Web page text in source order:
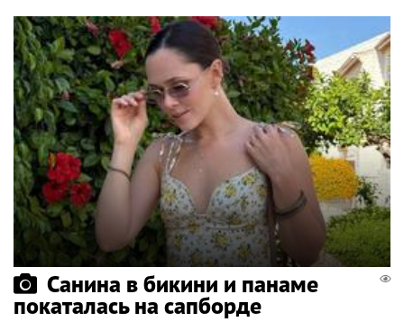
Санина в бикини и панаме
покаталась на сапборде